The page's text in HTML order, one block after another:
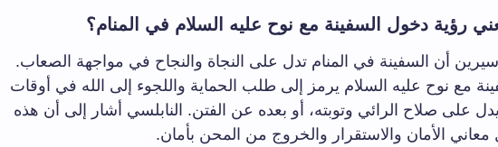
رؤية دخول السفينة مع نوح عليه السلام في المنام؟
أن السفينة في المنام تدل على النجاة والنجاح في مواجهة الصعاب.
مع نوح عليه السلام يرمز إلى طلب الحماية واللجوء إلى الله في أوقات
على صلاح الرائي وتوبته، أو بعده عن الفتن. النابلسي أشار إلى أن هذه
معاني الأمان والاستقرار والخروج من المحن بأمان.